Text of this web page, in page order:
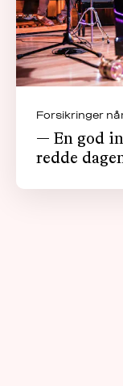
Forsikringer
— En god
redde